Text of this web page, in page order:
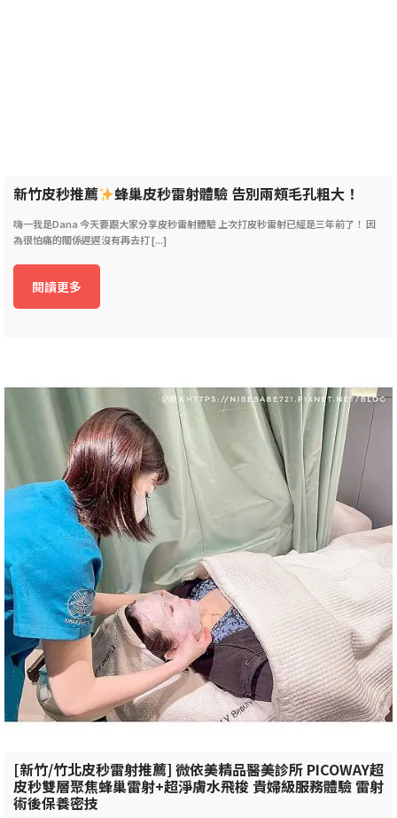
新竹皮秒推薦 蜂巢皮秒雷射體驗 告別兩頰毛孔粗大！
嗨一我是Dana 今天要跟大家分享皮秒雷射體驗 上次打皮秒雷射已經是三年前了！ 因
為很怕痛的關係遲遲沒有再去打 [...]
閱讀更多
[新竹/竹北皮秒雷射推薦] 微依美精品醫美診所 PICOWAY超
皮秒雙層聚焦蜂巢雷射+超淨膚水飛梭 貴婦級服務體驗 雷射
術後保養密技